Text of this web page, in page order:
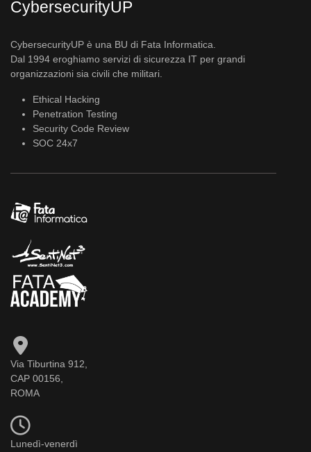
CybersecurityUP
CybersecurityUP è una BU di Fata Informatica.
Dal 1994 eroghiamo servizi di sicurezza IT per grandi
organizzazioni sia civili che militari.
Ethical Hacking
Penetration Testing
Security Code Review
SOC 24x7
Via Tiburtina 912,
CAP 00156,
ROMA
Lunedì-venerdì